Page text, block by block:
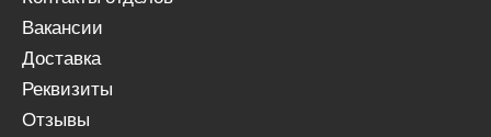
Вакансии
Доставка
Реквизиты
Отзывы